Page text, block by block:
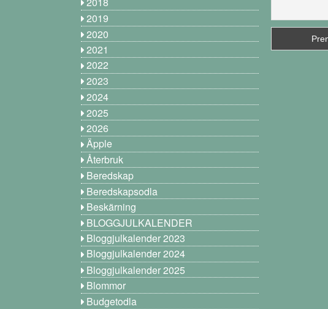
2019
2020
2021
2022
2023
2024
2025
2026
Äpple
Återbruk
Beredskap
Beredskapsodla
Beskärning
BLOGGJULKALENDER
Bloggjulkalender 2023
Bloggjulkalender 2024
Bloggjulkalender 2025
Blommor
Budgetodla